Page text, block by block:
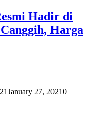
Hadir di
Harga
January 27, 20210